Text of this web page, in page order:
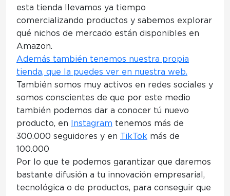
esta tienda llevamos ya tiempo
comercializando productos y sabemos explorar
qué nichos de mercado están disponibles en
Amazon.
Además también tenemos nuestra propia
tienda, que la puedes ver en nuestra web.
También somos muy activos en redes sociales y
somos conscientes de que por este medio
también podemos dar a conocer tú nuevo
producto, en
Instagram tenemos más de
300.000 seguidores y en TikTok más de
100.000
Por lo que te podemos garantizar que daremos
bastante difusión a tu innovación empresarial,
tecnológica o de productos, para conseguir que